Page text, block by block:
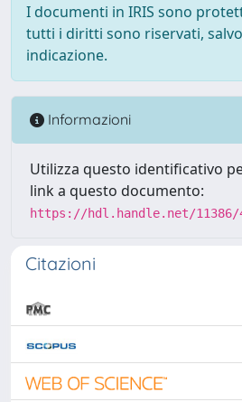
I documenti in IRIS sono
tutti i diritti sono riservati,
indicazione.
Informazioni
Utilizza questo identificativo
link a questo documento:
https://hdl.handle.net/11386/
Citazioni